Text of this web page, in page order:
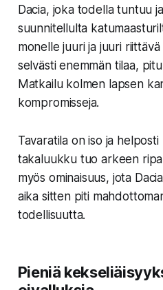
Dacia, joka todella tuntuu
suunnitellulta
monelle juuri ja juuri
selvästi enemmän tilaa,
Matkailu kolmen lapsen
kompromisseja.
Tavaratila on iso ja
takaluukku tuo arkeen
myös ominaisuus, jota
aika sitten piti
todellisuutta.
Pieniä